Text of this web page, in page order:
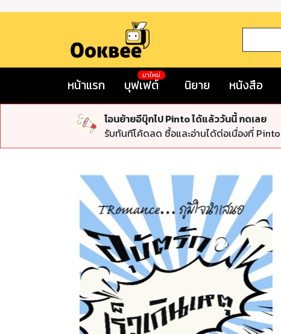
หน้าแรก บุฟเฟต์
มาใหม่
นิยาย หนังสือ
โอนย้ายอีบุ๊กไป Pinto ได้แล้ววันนี้ กดเลย
รับทันทีโค้ดลด ซื้อและอ่านได้ต่อเนื่องที่ Pinto